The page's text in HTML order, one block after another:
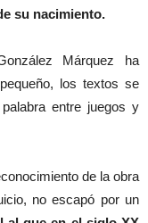
su nacimiento.
Márquez ha
los textos se
entre juegos y
de la obra
no escapó por un